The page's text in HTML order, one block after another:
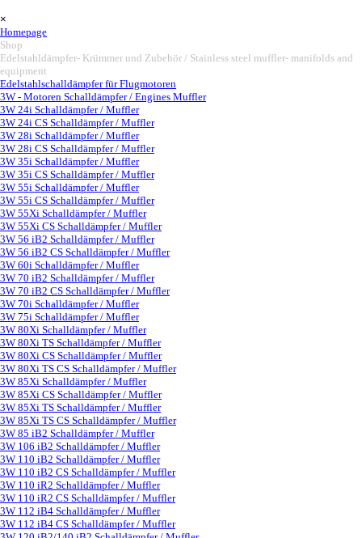
×
Homepage
Shop
Edelstahldämpfer- Krümmer und Zubehör / Stainless steel muffler- manifolds and
equipment
Edelstahlschalldämpfer für Flugmotoren
3W - Motoren Schalldämpfer / Engines Muffler▼
3W 24i Schalldämpfer / Muffler
3W 24i CS Schalldämpfer / Muffler
3W 28i Schalldämpfer / Muffler
3W 28i CS Schalldämpfer / Muffler
3W 35i Schalldämpfer / Muffler
3W 35i CS Schalldämpfer / Muffler
3W 55i Schalldämpfer / Muffler
3W 55i CS Schalldämpfer / Muffler
3W 55Xi Schalldämpfer / Muffler
3W 55Xi CS Schalldämpfer / Muffler
3W 56 iB2 Schalldämpfer / Muffler
3W 56 iB2 CS Schalldämpfer / Muffler
3W 60i Schalldämpfer / Muffler
3W 70 iB2 Schalldämpfer / Muffler
3W 70 iB2 CS Schalldämpfer / Muffler
3W 70i Schalldämpfer / Muffler
3W 75i Schalldämpfer / Muffler
3W 80Xi Schalldämpfer / Muffler
3W 80Xi TS Schalldämpfer / Muffler
3W 80Xi CS Schalldämpfer / Muffler
3W 80Xi TS CS Schalldämpfer / Muffler
3W 85Xi Schalldämpfer / Muffler
3W 85Xi CS Schalldämpfer / Muffler
3W 85Xi TS Schalldämpfer / Muffler
3W 85Xi TS CS Schalldämpfer / Muffler
3W 85 iB2 Schalldämpfer / Muffler
3W 106 iB2 Schalldämpfer / Muffler
3W 110 iB2 Schalldämpfer / Muffler
3W 110 iB2 CS Schalldämpfer / Muffler
3W 110 iR2 Schalldämpfer / Muffler
3W 110 iR2 CS Schalldämpfer / Muffler
3W 112 iB4 Schalldämpfer / Muffler
3W 112 iB4 CS Schalldämpfer / Muffler